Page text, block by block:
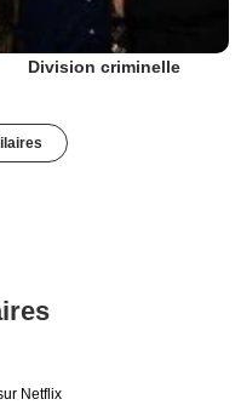
Division criminelle
Netflix